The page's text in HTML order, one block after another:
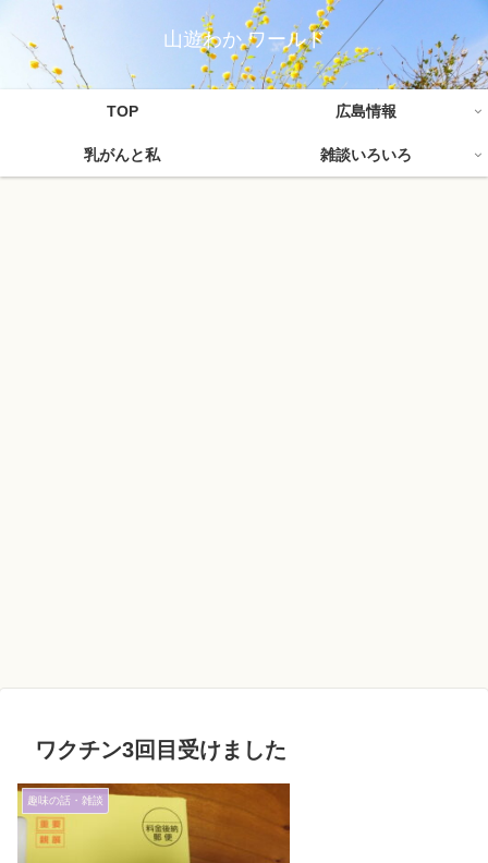
山遊わか ワールド
TOP 広島情報
乳がんと私 雑談いろいろ
ワクチン3回目受けました
趣味の話・雑談